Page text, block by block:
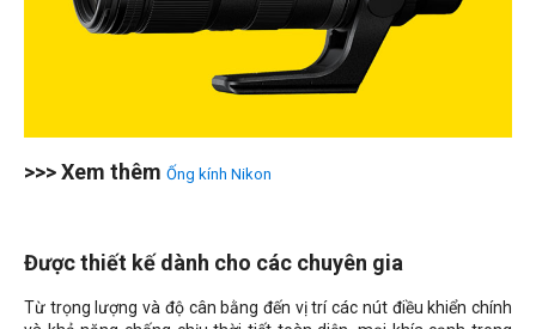
>>> Xem thêm Ống kính Nikon
Được thiết kế dành cho các chuyên gia
Từ trọng lượng và độ cân bằng đến vị trí các nút điều khiển chính